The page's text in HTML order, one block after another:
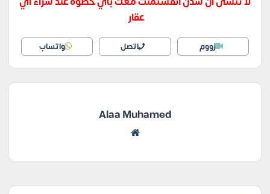
عقار
زووم اتصل واتساب
Alaa Muhamed